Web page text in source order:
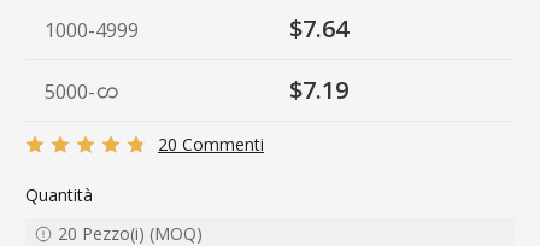
1000-4999 $7.64
5000- $7.19
20 Commenti
Quantità
20 Pezzo(i) (MOQ)